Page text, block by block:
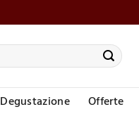
Degustazione Offerte